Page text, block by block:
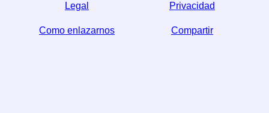
Legal Privacidad
Como enlazarnos Compartir